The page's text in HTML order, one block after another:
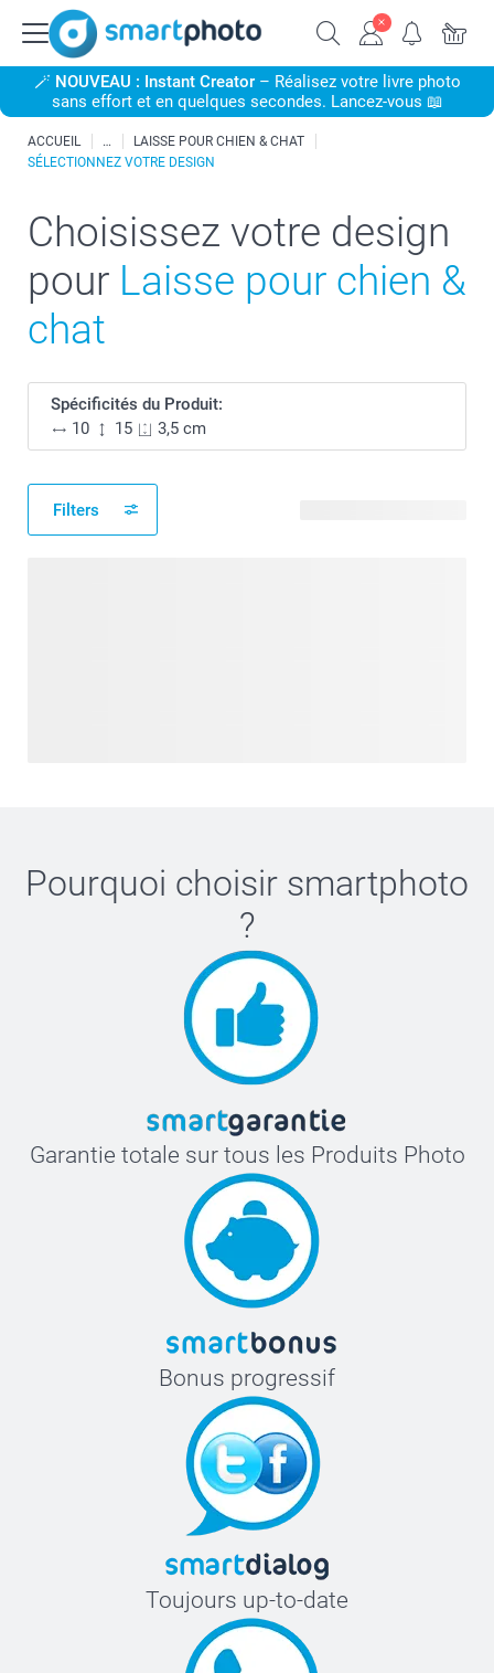
🪄 NOUVEAU : Instant Creator– Réalisez votre livre photo
sans effort et en quelques secondes. Lancez-vous 📖
ACCUEIL
LAISSE POUR CHIEN & CHAT
SÉLECTIONNEZ VOTRE DESIGN
Choisissez votre design
pour Laisse pour chien &
chat
Spécificités du Produit:
10
15 3,5 cm
Filters
Pourquoi choisir smartphoto
?
Garantie totale sur tous les Produits Photo
Bonus progressif
Toujours up-to-date